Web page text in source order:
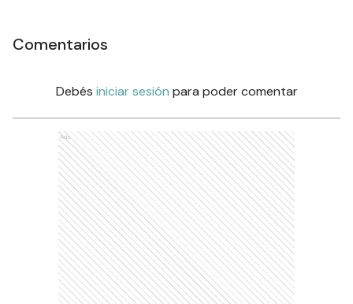
Comentarios
Debés iniciar sesión para poder comentar
Ads